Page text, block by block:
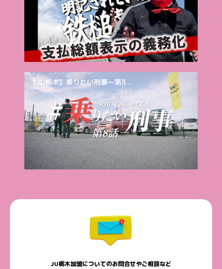
【JU栃木】乗りたい刑事～第8...
JU栃木加盟についてのお問合せやご相談など